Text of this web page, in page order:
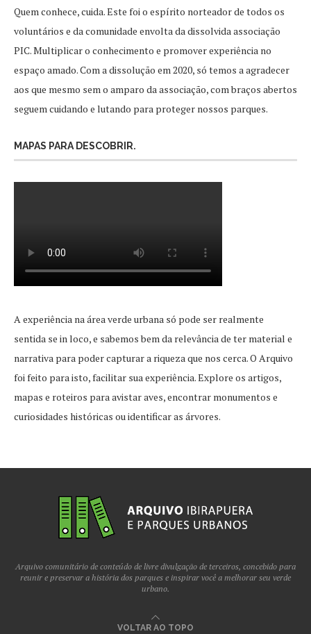
Quem conhece, cuida. Este foi o espírito norteador de todos os
voluntários e da comunidade envolta da dissolvida associação
PIC. Multiplicar o conhecimento e promover experiência no
espaço amado. Com a dissolução em 2020, só temos a agradecer
aos que mesmo sem o amparo da associação, com braços abertos
seguem cuidando e lutando para proteger nossos parques.
MAPAS PARA DESCOBRIR.
A experiência na área verde urbana só pode ser realmente
sentida se in loco, e sabemos bem da relevância de ter material e
narrativa para poder capturar a riqueza que nos cerca. O Arquivo
foi feito para isto, facilitar sua experiência. Explore os artigos,
mapas e roteiros para avistar aves, encontrar monumentos e
curiosidades históricas ou identificar as árvores.
Arquivo comunitário de conteúdo de livre divulgação de terceiros, concebido para
reunir e preservar a história dos parques e inspirar você a melhorar seu verde
urbano.
VOLTAR AO TOPO